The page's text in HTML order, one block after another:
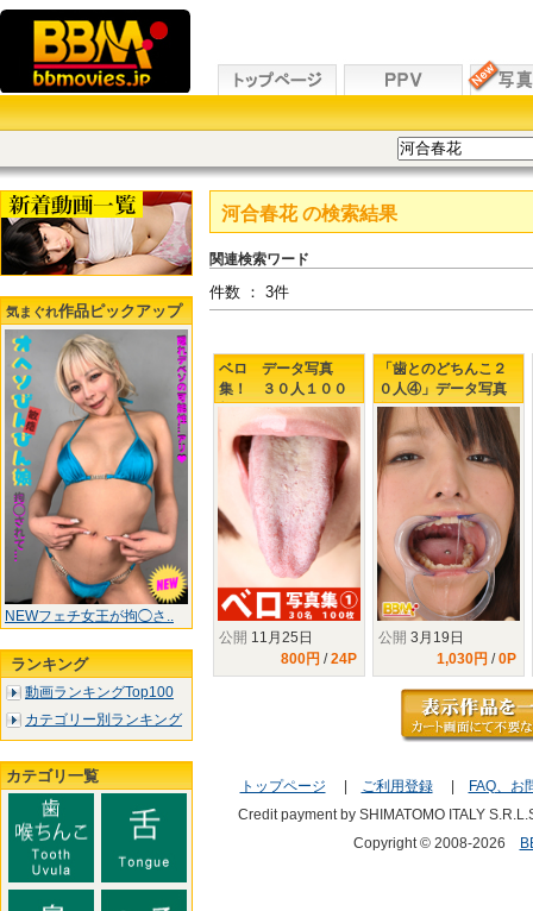
気まぐれ作品ピックアップ
NEWフェチ女王が拘◯さ..
ランキング
動画ランキングTop100
カテゴリー別ランキング
カテゴリ一覧
河合春花の検索結果
関連検索ワード
件数 ： 3件
ベロ データ写真
集！ ３０人１００
枚
公開 11月25日
800円 /24P
「歯とのどちんこ２
０人④」データ写真
集
公開 3月19日
1,030円 /0P
トップページ ご利用登録|
FAQ、お
Credit payment by SHIMATOMO ITALY
Copyright © 2008-2026